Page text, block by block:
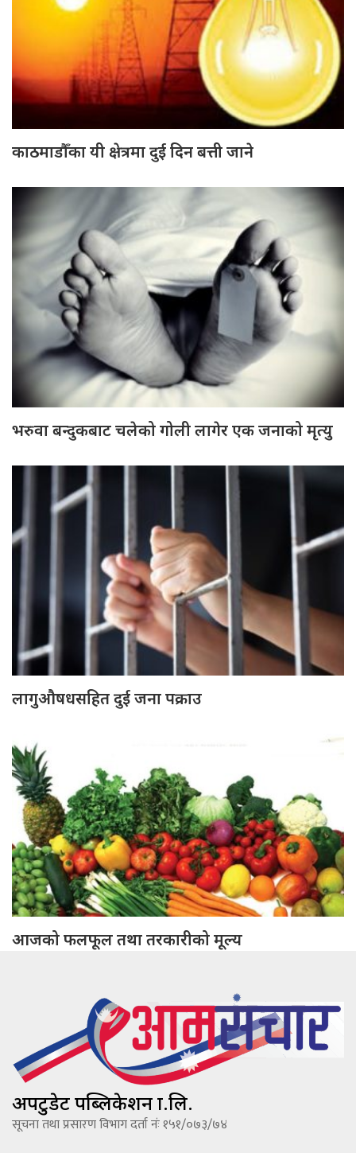
काठमाडौँका यी क्षेत्रमा दुई दिन बत्ती जाने
भरुवा बन्दुकबाट चलेको गोली लागेर एक जनाको मृत्यु
लागुऔषधसहित दुई जना पक्राउ
आजको फलफूल तथा तरकारीको मूल्य
अपटुडेट पब्लिकेशन प्रा.लि.
सूचना तथा प्रसारण विभाग दर्ता नंः १५१/०७३/७४